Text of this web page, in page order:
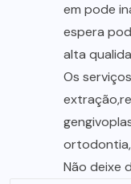
em pode
espera
alta
Os
Não deixe